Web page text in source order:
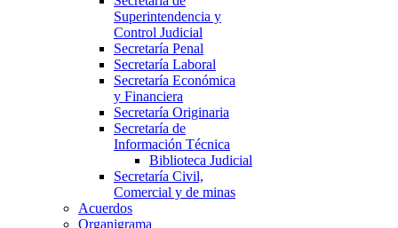
Superintendencia y
Control Judicial
Secretaría Penal
Secretaría Laboral
Secretaría Económica
y Financiera
Secretaría Originaria
Secretaría de
Información Técnica
Biblioteca Judicial
Secretaría Civil,
Comercial y de minas
Acuerdos
Organigrama